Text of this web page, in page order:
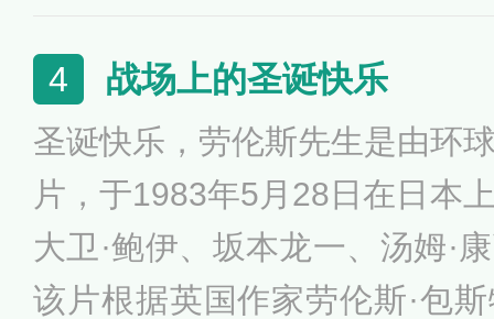
高楼大厦的角落里，偷生于远
陋巷之间，早已见不到张灯结
台班子、街头卖艺的形式维系
上了岁数的人和引车卖浆流。
恰反衬出传统文化的顽强生命
4 战场上的圣诞快乐
圣诞快乐，劳伦斯先生是由环
片，于1983年5月28日在日本
大卫·鲍伊、坂本龙一、汤姆·
该片根据英国作家劳伦斯·包